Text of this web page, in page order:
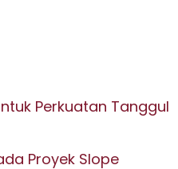
Perkuatan Tanggul
Proyek Slope